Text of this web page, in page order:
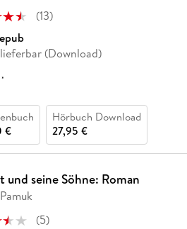
(13)
(Download)
*
€
Hörbuch Download
27,95 €
und seine Söhne: Roman
(5)